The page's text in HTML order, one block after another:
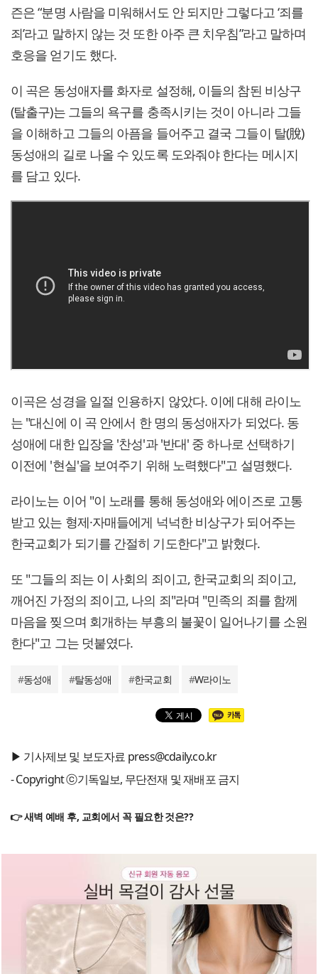
즌은 “분명 사람을 미워해서도 안 되지만 그렇다고 ‘죄를
죄’라고 말하지 않는 것 또한 아주 큰 치우침”라고 말하며
호응을 얻기도 했다.
이 곡은 동성애자를 화자로 설정해, 이들의 참된 비상구
(탈출구)는 그들의 욕구를 충족시키는 것이 아니라 그들
을 이해하고 그들의 아픔을 들어주고 결국 그들이 탈(脫)
동성애의 길로 나올 수 있도록 도와줘야 한다는 메시지
를 담고 있다.
이곡은 성경을 일절 인용하지 않았다. 이에 대해 라이노
는 "대신에 이 곡 안에서 한 명의 동성애자가 되었다. 동
성애에 대한 입장을 '찬성'과 '반대' 중 하나로 선택하기
이전에 '현실'을 보여주기 위해 노력했다"고 설명했다.
라이노는 이어 "이 노래를 통해 동성애와 에이즈로 고통
받고 있는 형제·자매들에게 넉넉한 비상구가 되어주는
한국교회가 되기를 간절히 기도한다"고 밝혔다.
또 "그들의 죄는 이 사회의 죄이고, 한국교회의 죄이고,
깨어진 가정의 죄이고, 나의 죄"라며 "민족의 죄를 함께
마음을 찢으며 회개하는 부흥의 불꽃이 일어나기를 소원
한다"고 그는 덧붙였다.
#동성애 #탈동성애 #한국교회 #W라이노
▶ 기사제보 및 보도자료 press@cdaily.co.kr
- Copyright ⓒ기독일보, 무단전재 및 재배포 금지
👉 새벽 예배 후, 교회에서 꼭 필요한 것은??